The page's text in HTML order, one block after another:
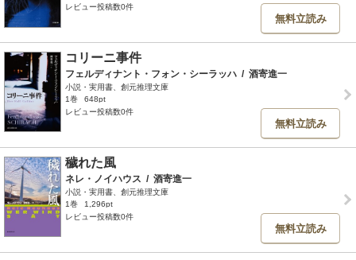
レビュー投稿数0件
無料立読み
コリーニ事件
フェルディナント・フォン・シーラッハ / 酒寄進一
小説・実用書、創元推理文庫
1巻
648pt
レビュー投稿数0件
無料立読み
穢れた風
ネレ・ノイハウス / 酒寄進一
小説・実用書、創元推理文庫
1巻
1,296pt
レビュー投稿数0件
無料立読み